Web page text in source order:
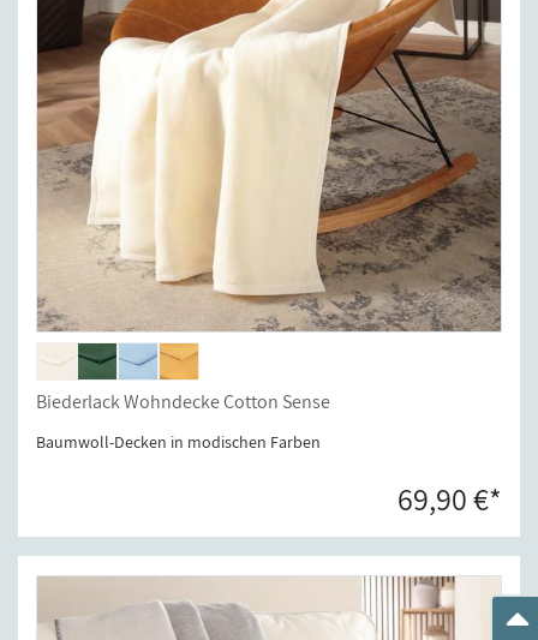
Biederlack Wohndecke Cotton Sense
Baumwoll-Decken in modischen Farben
69,90 €*